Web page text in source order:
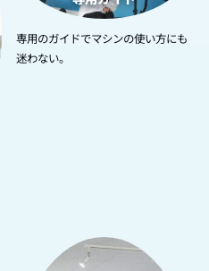
専用のガイドでマシンの使い方にも
迷わない。